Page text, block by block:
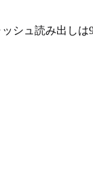
シュ読み出しは